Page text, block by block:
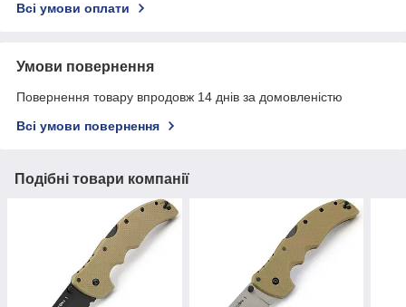
Всі умови оплати
Умови повернення
Повернення товару впродовж 14 днів за домовленістю
Всі умови повернення
Подібні товари компанії